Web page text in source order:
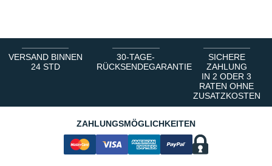
VERSAND BINNEN
24 STD
30-TAGE-
RÜCKSENDEGARANTIE
SICHERE
ZAHLUNG
IN 2 ODER 3
RATEN OHNE
ZUSATZKOSTEN
ZAHLUNGSMÖGLICHKEITEN